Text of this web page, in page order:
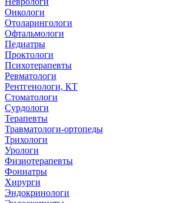
Онкологи
Отоларингологи
Офтальмологи
Педиатры
Проктологи
Психотерапевты
Ревматологи
Рентгенологи, КТ
Стоматологи
Сурдологи
Терапевты
Травматологи-ортопеды
Трихологи
Урологи
Физиотерапевты
Фониатры
Хирурги
Эндокринологи